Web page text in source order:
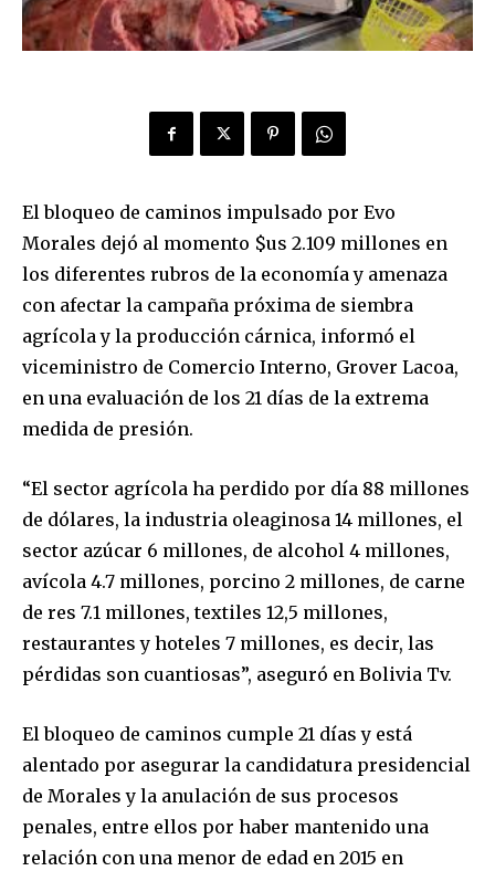
El bloqueo de caminos impulsado por Evo
Morales dejó al momento $us 2.109 millones en
los diferentes rubros de la economía y amenaza
con afectar la campaña próxima de siembra
agrícola y la producción cárnica, informó el
viceministro de Comercio Interno, Grover Lacoa,
en una evaluación de los 21 días de la extrema
medida de presión.
“El sector agrícola ha perdido por día 88 millones
de dólares, la industria oleaginosa 14 millones, el
sector azúcar 6 millones, de alcohol 4 millones,
avícola 4.7 millones, porcino 2 millones, de carne
de res 7.1 millones, textiles 12,5 millones,
restaurantes y hoteles 7 millones, es decir, las
pérdidas son cuantiosas”, aseguró en Bolivia Tv.
El bloqueo de caminos cumple 21 días y está
alentado por asegurar la candidatura presidencial
de Morales y la anulación de sus procesos
penales, entre ellos por haber mantenido una
relación con una menor de edad en 2015 en